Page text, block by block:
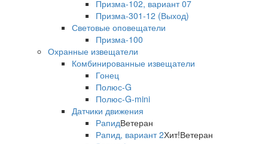
Призма-102, вариант 07
Призма-301-12 (Выход)
Световые оповещатели
Призма-100
Охранные извещатели
Комбинированные извещатели
Гонец
Полюс-G
Полюс-G-mini
Датчики движения
РапидВетеран
Рапид, вариант 2Хит!Ветеран